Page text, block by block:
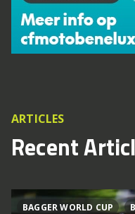
ARTICLES
Recent
BAGGER WORLD CUP